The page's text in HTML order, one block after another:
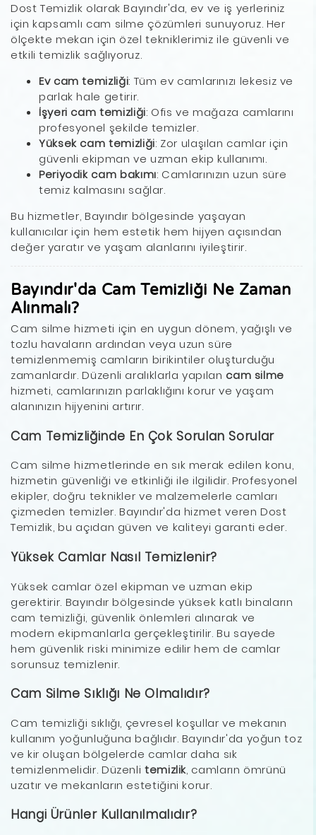
Dost Temizlik olarak Bayındır'da, ev ve iş yerleriniz
için kapsamlı cam silme çözümleri sunuyoruz. Her
ölçekte mekan için özel tekniklerimiz ile güvenli ve
etkili temizlik sağlıyoruz.
Ev cam temizliği: Tüm ev camlarınızı lekesiz ve
parlak hale getirir.
İşyeri cam temizliği: Ofis ve mağaza camlarını
profesyonel şekilde temizler.
Yüksek cam temizliği: Zor ulaşılan camlar için
güvenli ekipman ve uzman ekip kullanımı.
Periyodik cam bakımı: Camlarınızın uzun süre
temiz kalmasını sağlar.
Bu hizmetler, Bayındır bölgesinde yaşayan
kullanıcılar için hem estetik hem hijyen açısından
değer yaratır ve yaşam alanlarını iyileştirir.
Bayındır'da Cam Temizliği Ne Zaman
Alınmalı?
Cam silme hizmeti için en uygun dönem, yağışlı ve
tozlu havaların ardından veya uzun süre
temizlenmemiş camların birikintiler oluşturduğu
zamanlardır. Düzenli aralıklarla yapılan cam silme
hizmeti, camlarınızın parlaklığını korur ve yaşam
alanınızın hijyenini artırır.
Cam Temizliğinde En Çok Sorulan Sorular
Cam silme hizmetlerinde en sık merak edilen konu,
hizmetin güvenliği ve etkinliği ile ilgilidir. Profesyonel
ekipler, doğru teknikler ve malzemelerle camları
çizmeden temizler. Bayındır'da hizmet veren Dost
Temizlik, bu açıdan güven ve kaliteyi garanti eder.
Yüksek Camlar Nasıl Temizlenir?
Yüksek camlar özel ekipman ve uzman ekip
gerektirir. Bayındır bölgesinde yüksek katlı binaların
cam temizliği, güvenlik önlemleri alınarak ve
modern ekipmanlarla gerçekleştirilir. Bu sayede
hem güvenlik riski minimize edilir hem de camlar
sorunsuz temizlenir.
Cam Silme Sıklığı Ne Olmalıdır?
Cam temizliği sıklığı, çevresel koşullar ve mekanın
kullanım yoğunluğuna bağlıdır. Bayındır'da yoğun toz
ve kir oluşan bölgelerde camlar daha sık
temizlenmelidir. Düzenli temizlik, camların ömrünü
uzatır ve mekanların estetiğini korur.
Hangi Ürünler Kullanılmalıdır?